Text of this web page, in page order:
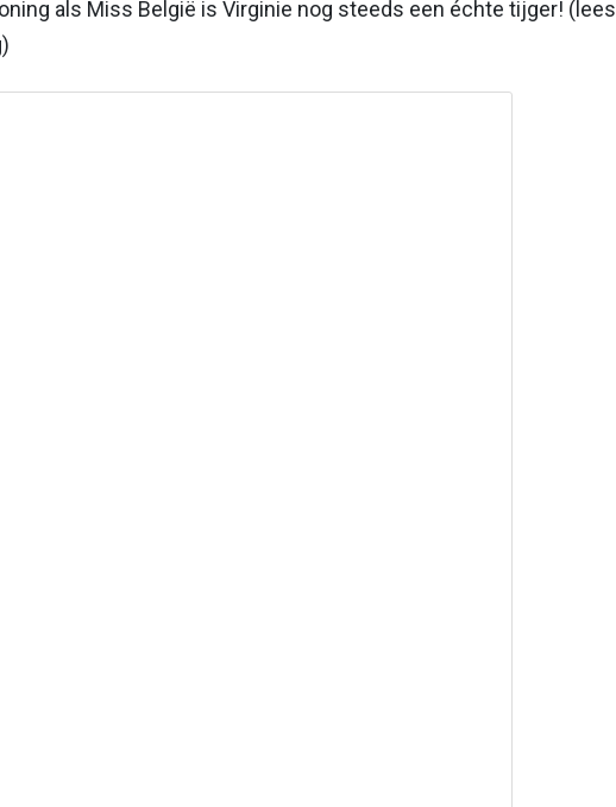
als Miss België is Virginie nog steeds een échte tijger! (lees